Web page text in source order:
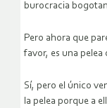
burocracia
Pero ahora que
favor, es una
Sí, pero el único
la pelea porque a